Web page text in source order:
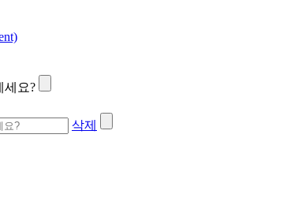
세요?
삭제